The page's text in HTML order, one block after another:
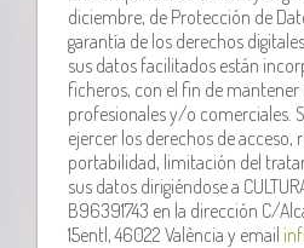
diciembre, de Protección de
garantía de los derechos
sus datos facilitados están
ficheros, con el fin de mantener
profesionales y/o comerciales.
ejercer los derechos de
portabilidad, limitación del
sus datos dirigiéndose a
B96391743 en la dirección C/
15entl, 46022 València y email